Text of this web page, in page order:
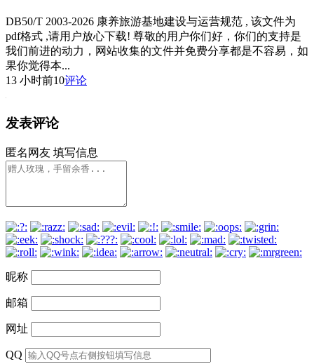
DB50/T 2003-2026 康养旅游基地建设与运营规范 , 该文件为
pdf格式 ,请用户放心下载! 尊敬的用户你们好，你们的支持是
我们前进的动力，网站收集的文件并免费分享都是不容易，如
果你觉得本...
13 小时前10评论
发表评论
匿名网友 填写信息
昵称
邮箱
网址
QQ